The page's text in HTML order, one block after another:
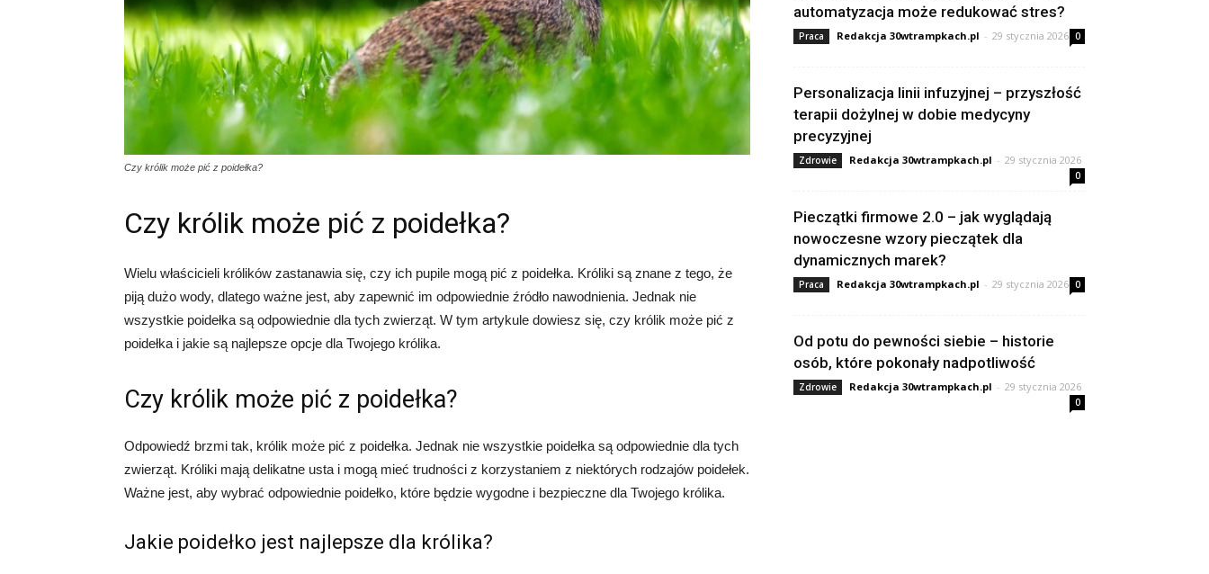
Czy królik może pić z poidełka?
Czy królik może pić z poidełka?
Wielu właścicieli królików zastanawia się, czy ich pupile mogą pić z poidełka. Króliki są znane z tego, że
piją dużo wody, dlatego ważne jest, aby zapewnić im odpowiednie źródło nawodnienia. Jednak nie
wszystkie poidełka są odpowiednie dla tych zwierząt. W tym artykule dowiesz się, czy królik może pić z
poidełka i jakie są najlepsze opcje dla Twojego królika.
Czy królik może pić z poidełka?
Odpowiedź brzmi tak, królik może pić z poidełka. Jednak nie wszystkie poidełka są odpowiednie dla tych
zwierząt. Króliki mają delikatne usta i mogą mieć trudności z korzystaniem z niektórych rodzajów poidełek.
Ważne jest, aby wybrać odpowiednie poidełko, które będzie wygodne i bezpieczne dla Twojego królika.
Jakie poidełko jest najlepsze dla królika?
automatyzacja może redukować stres?
Praca Redakcja 30wtrampkach.pl - 29 stycznia 2026 0
Personalizacja linii infuzyjnej – przyszłość
terapii dożylnej w dobie medycyny
precyzyjnej
Zdrowie Redakcja 30wtrampkach.pl - 29 stycznia 2026
0
Pieczątki firmowe 2.0 – jak wyglądają
nowoczesne wzory pieczątek dla
dynamicznych marek?
Praca Redakcja 30wtrampkach.pl - 29 stycznia 2026 0
Od potu do pewności siebie – historie
osób, które pokonały nadpotliwość
Zdrowie Redakcja 30wtrampkach.pl - 29 stycznia 2026
0